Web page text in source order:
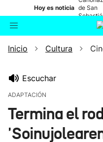
Hoy es noticia de San
Buscador
Inicio Cultura
Escuchar
ADAPTACIÓN
Termina el